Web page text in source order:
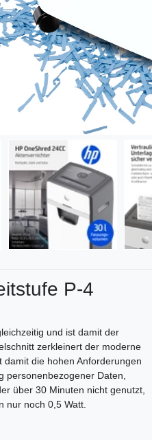
P-4
und ist damit der
zerkleinert der moderne
die hohen Anforderungen
personenbezogener Daten,
über 30 Minuten nicht genutzt,
nur noch 0,5 Watt.